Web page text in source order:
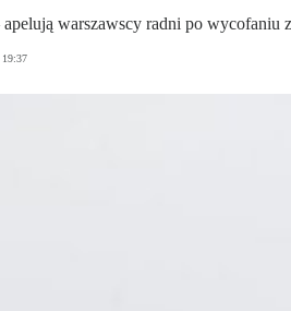
warszawscy radni po wycofaniu
19:37